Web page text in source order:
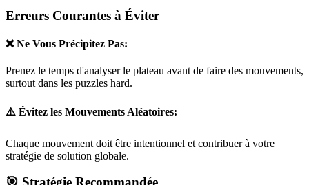
Erreurs Courantes à Éviter
❌ Ne Vous Précipitez Pas:
Prenez le temps d'analyser le plateau avant de faire des mouvements,
surtout dans les puzzles hard.
⚠️ Évitez les Mouvements Aléatoires:
Chaque mouvement doit être intentionnel et contribuer à votre
stratégie de solution globale.